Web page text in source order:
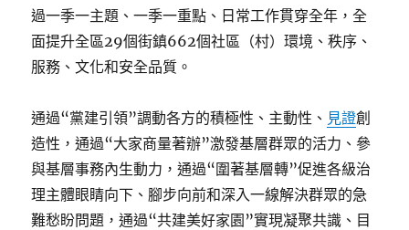
過一季一主題、一季一重點、日常工作貫穿全年，全
面提升全區29個街鎮662個社區（村）環境、秩序、
服務、文化和安全品質。
通過“黨建引領”調動各方的積極性、主動性、 見證創
造性，通過“大家商量著辦”激發基層群眾的活力、參
與基層事務內生動力，通過“圍著基層轉”促進各級治
理主體眼睛向下、腳步向前和深入一線解決群眾的急
難愁盼問題，通過“共建美好家園”實現凝聚共識、目